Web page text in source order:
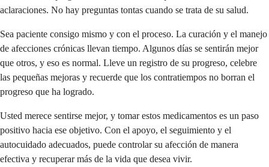
aclaraciones. No hay preguntas tontas cuando se trata de su salud.
Sea paciente consigo mismo y con el proceso. La curación y el manejo
de afecciones crónicas llevan tiempo. Algunos días se sentirán mejor
que otros, y eso es normal. Lleve un registro de su progreso, celebre
las pequeñas mejoras y recuerde que los contratiempos no borran el
progreso que ha logrado.
Usted merece sentirse mejor, y tomar estos medicamentos es un paso
positivo hacia ese objetivo. Con el apoyo, el seguimiento y el
autocuidado adecuados, puede controlar su afección de manera
efectiva y recuperar más de la vida que desea vivir.